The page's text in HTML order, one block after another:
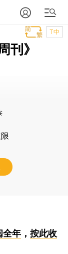
T中
刊》
全年， 按此收